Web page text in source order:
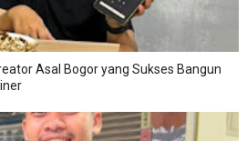
Asal Bogor yang Sukses Bangun